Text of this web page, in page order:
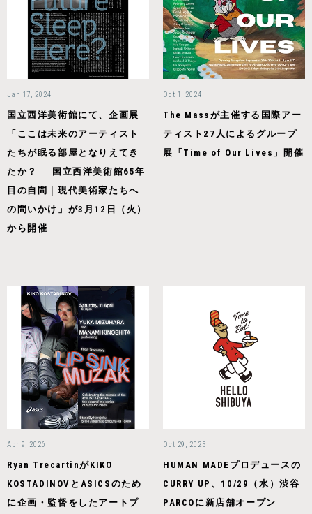
Jan 17, 2024
国立西洋美術館にて、企画展
「ここは未来のアーティスト
たちが眠る部屋となりえてき
たか？──国立西洋美術館65年
目の自問｜現代美術家たちへ
の問いかけ」が3月12日（火）
から開催
Oct 1, 2024
The Massが主催する国際アー
ティスト27人によるグループ
展「Time of Our Lives」開催
Apr 9, 2026
Ryan TrecartinがKIKO
KOSTADINOVとASICSのため
に企画・監督をしたアートプ
Oct 29, 2025
HUMAN MADEプロデュースの
CURRY UP、10/29（水）渋谷
PARCOに新店舗オープン